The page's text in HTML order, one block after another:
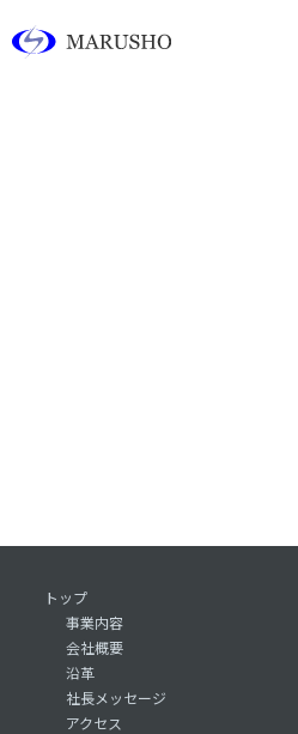
あああああ
トップ
事業内容
会社概要
沿革
社長メッセージ
アクセス